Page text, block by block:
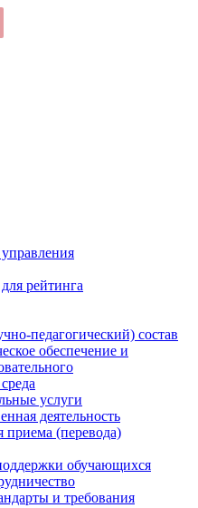
рейтинга
педагогический) состав
обеспечение и
услуги
деятельность
приема (перевода)
обучающихся
и требования